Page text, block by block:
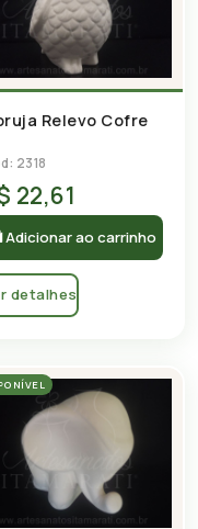
Relevo Cofre
2318
22,61
ao carrinho
detalhes